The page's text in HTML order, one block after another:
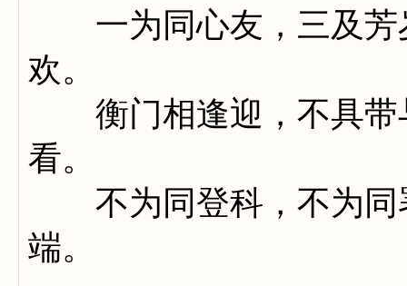
一为同心友，三及芳
欢。
衡门相逢迎，不具带
看。
不为同登科，不为同
端。